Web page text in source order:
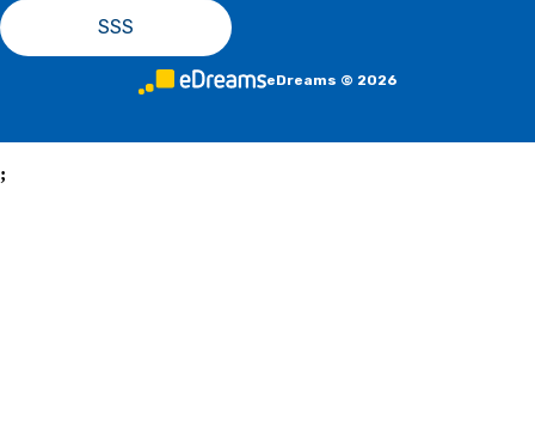
SSS
eDreams © 2026
;